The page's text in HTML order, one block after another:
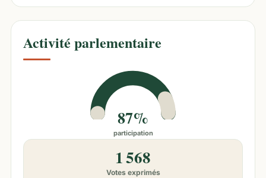
Activité parlementaire
87%
participation
1 568
Votes exprimés